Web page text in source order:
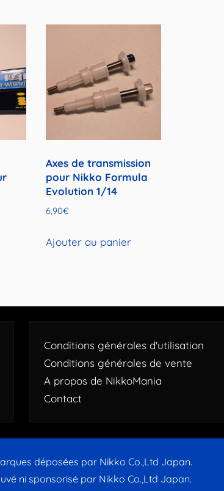
Axes de transmission
pour Nikko Formula
Evolution 1/14
6,90€
Ajouter au panier
Conditions générales d'utilisation
Conditions générales de vente
A propos de NikkoMania
Contact
déposées par Nikko Co.,Ltd Japan.
ni sponsorisé par Nikko Co.,Ltd Japan.